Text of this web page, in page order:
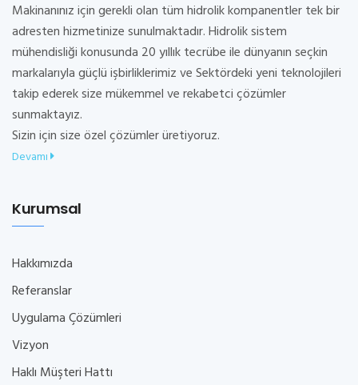
Makinanınız için gerekli olan tüm hidrolik kompanentler tek bir
adresten hizmetinize sunulmaktadır. Hidrolik sistem
mühendisliği konusunda 20 yıllık tecrübe ile dünyanın seçkin
markalarıyla güçlü işbirliklerimiz ve Sektördeki yeni teknolojileri
takip ederek size mükemmel ve rekabetci çözümler
sunmaktayız.
Sizin için size özel çözümler üretiyoruz.
Devamı
Kurumsal
Hakkımızda
Referanslar
Uygulama Çözümleri
Vizyon
Haklı Müşteri Hattı